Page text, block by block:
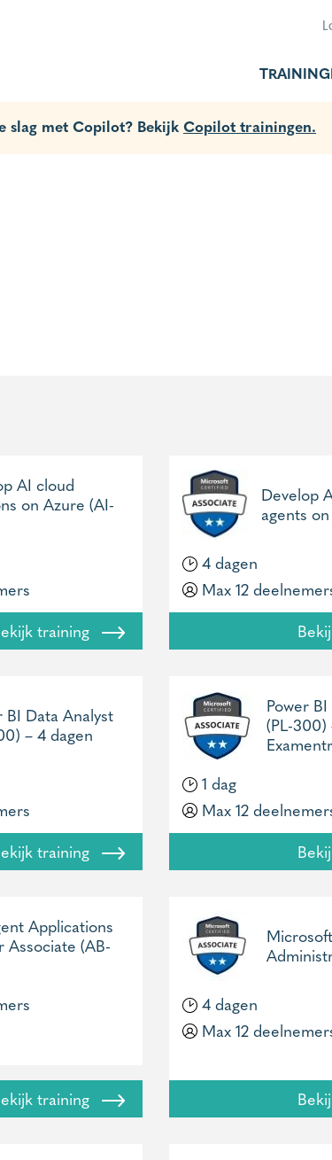
slag met Copilot? Bekijk Copilot trainingen.
AI cloud
on Azure (AI-
training
Develop
agents
4 dagen
Max 12
BI Data Analyst
– 4 dagen
training
Power
(PL-300)
1 dag
Max 12
Applications
Associate (AB-
training
4 dagen
Max 12